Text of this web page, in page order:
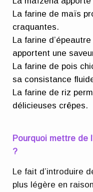
La farine de maïs
craquantes.
La farine
apportent une
La farine de pois
sa consistance
La farine de riz
délicieuses crêpes.
Pourquoi mettre de
?
Le fait d’introduire
plus légère en